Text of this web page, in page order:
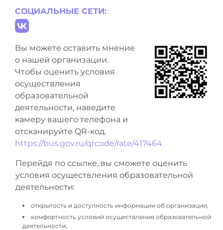
СОЦИАЛЬНЫЕ СЕТИ:
Вы можете оставить мнение
о нашей организации.
Чтобы оценить условия
осуществления
образовательной
деятельности, наведите
камеру вашего телефона и
отсканируйте QR-код.
https://bus.gov.ru/qrcode/rate/417464
Перейдя по ссылке, вы сможете оценить
условия осуществления образовательной
деятельности:
открытость и доступность информации об организации,
комфортность условий осуществления образовательной
деятельности,